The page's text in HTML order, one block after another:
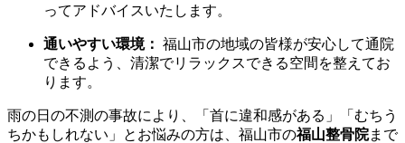
ってアドバイスいたします。
通いやすい環境： 福山市の地域の皆様が安心して通院
できるよう、清潔でリラックスできる空間を整えてお
ります。
雨の日の不測の事故により、「首に違和感がある」「むちう
ちかもしれない」とお悩みの方は、福山市の福山整骨院まで